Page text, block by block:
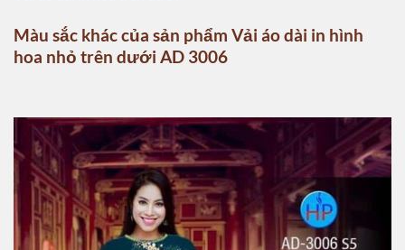
Màu sắc khác của sản phẩm Vải áo dài in hình
hoa nhỏ trên dưới AD 3006